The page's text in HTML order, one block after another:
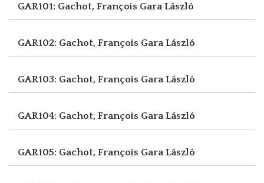
GAR101: Gachot, François Gara László
GAR102: Gachot, François Gara László
GAR103: Gachot, François Gara László
GAR104: Gachot, François Gara László
GAR105: Gachot, François Gara László